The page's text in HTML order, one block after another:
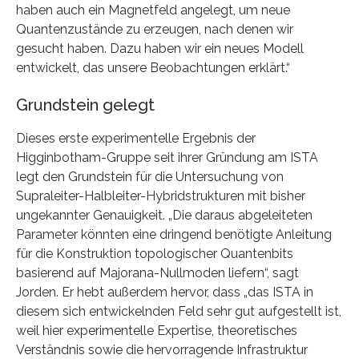
haben auch ein Magnetfeld angelegt, um neue
Quantenzustände zu erzeugen, nach denen wir
gesucht haben. Dazu haben wir ein neues Modell
entwickelt, das unsere Beobachtungen erklärt.“
Grundstein gelegt
Dieses erste experimentelle Ergebnis der
Higginbotham-Gruppe seit ihrer Gründung am ISTA
legt den Grundstein für die Untersuchung von
Supraleiter-Halbleiter-Hybridstrukturen mit bisher
ungekannter Genauigkeit. „Die daraus abgeleiteten
Parameter könnten eine dringend benötigte Anleitung
für die Konstruktion topologischer Quantenbits
basierend auf Majorana-Nullmoden liefern“, sagt
Jorden. Er hebt außerdem hervor, dass „das ISTA in
diesem sich entwickelnden Feld sehr gut aufgestellt ist,
weil hier experimentelle Expertise, theoretisches
Verständnis sowie die hervorragende Infrastruktur